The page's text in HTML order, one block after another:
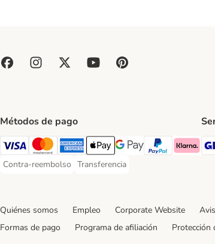
Métodos de pago
Visa Payment Method
Mastercard Payment Method
American Express Payment Method
Apple Pay Payment Method
Google Pay Payment
PayPal Payment
Klarna
Contra-reembolso
Contra-reembolso Payment Method
Transferencia
Transferencia Payment Method
Quiénes somos Empleo Corporate Website
Formas de pago
Programa de afiliación Protección